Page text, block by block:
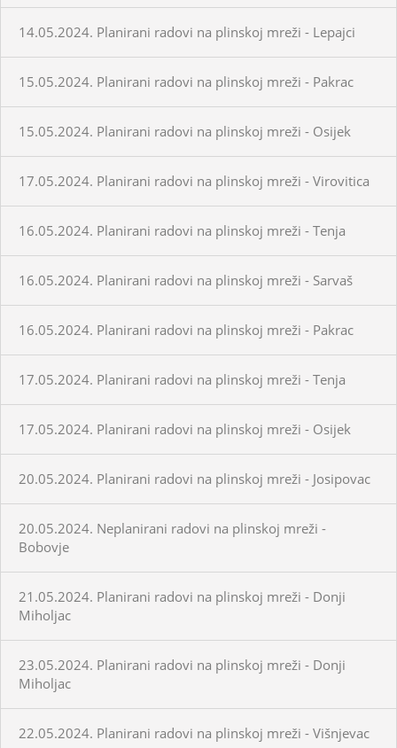
14.05.2024. Planirani radovi na plinskoj mreži - Lepajci
15.05.2024. Planirani radovi na plinskoj mreži - Pakrac
15.05.2024. Planirani radovi na plinskoj mreži - Osijek
17.05.2024. Planirani radovi na plinskoj mreži - Virovitica
16.05.2024. Planirani radovi na plinskoj mreži - Tenja
16.05.2024. Planirani radovi na plinskoj mreži - Sarvaš
16.05.2024. Planirani radovi na plinskoj mreži - Pakrac
17.05.2024. Planirani radovi na plinskoj mreži - Tenja
17.05.2024. Planirani radovi na plinskoj mreži - Osijek
20.05.2024. Planirani radovi na plinskoj mreži - Josipovac
20.05.2024. Neplanirani radovi na plinskoj mreži -
Bobovje
21.05.2024. Planirani radovi na plinskoj mreži - Donji
Miholjac
23.05.2024. Planirani radovi na plinskoj mreži - Donji
Miholjac
22.05.2024. Planirani radovi na plinskoj mreži - Višnjevac